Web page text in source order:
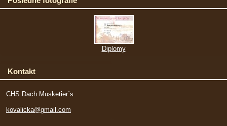
Diplomy
Kontakt
CHS Dach Musketier´s
kovalicka@gmail.com